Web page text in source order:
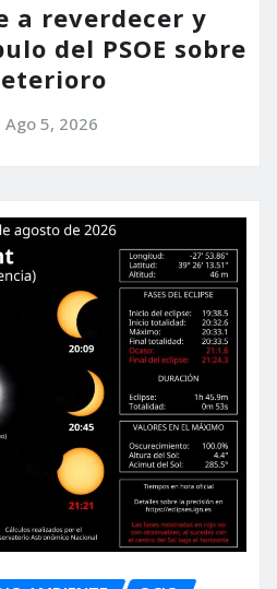
a reverdecer y
del PSOE sobre
Ago 5, 2026